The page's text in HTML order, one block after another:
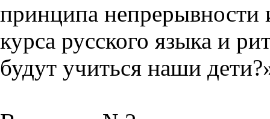
принципа непрерывности
курса русского языка и
будут учиться наши